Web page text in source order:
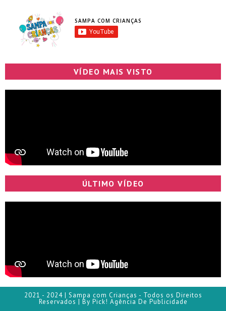
SAMPA COM CRIANÇAS
VÍDEO MAIS VISTO
ÚLTIMO VÍDEO
2021 - 2024 | Sampa com Crianças - Todos os Direitos
Reservados | By Pick! Agência De Publicidade